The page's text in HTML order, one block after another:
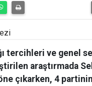
tercihleri ve genel
araştırmada
çıkarken, 4